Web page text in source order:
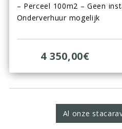
– Perceel 100m2 – Geen
Onderverhuur mogelijk
4 350,00€
Al onze